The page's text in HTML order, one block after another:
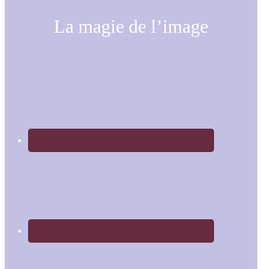
La magie de l’image